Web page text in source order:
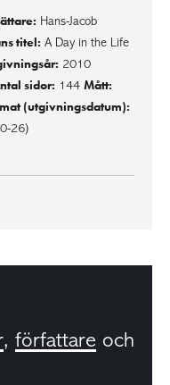
Hans-Jacob
titel: A Day in the Life
2010
sidor: 144 Mått:
(utgivningsdatum):
26)
, författare och